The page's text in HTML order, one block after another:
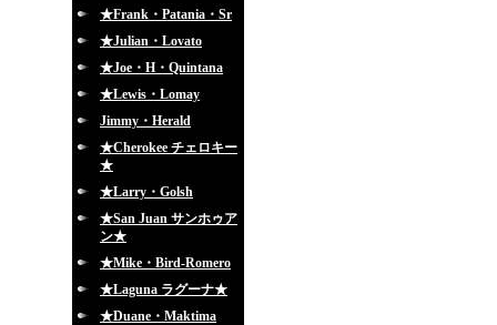
★Frank・Patania・Sr
★Julian・Lovato
★Joe・H・Quintana
★Lewis・Lomay
Jimmy・Herald
★Cherokee チェロキー
★
★Larry・Golsh
★San Juan サンホゥア
ン★
★Mike・Bird-Romero
★Laguna ラグーナ★
★Duane・Maktima